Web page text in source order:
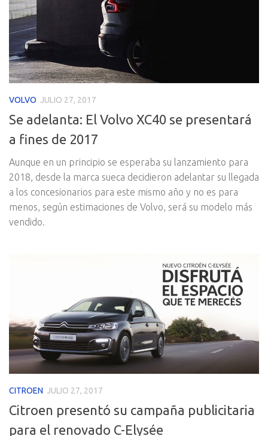
VOLVO JULIO 27, 2017
Se adelanta: El Volvo XC40 se presentará
a fines de 2017
Aunque en un principio se esperaba su lanzamiento para
2018, desde la marca sueca decidieron adelantar su llegada
a los concesionarios para este mismo año y no es para
menos, según estimaciones de Volvo, será su modelo más
vendido.
CITROEN JULIO 27, 2017
Citroen presentó su campaña publicitaria
para el renovado C-Elysée